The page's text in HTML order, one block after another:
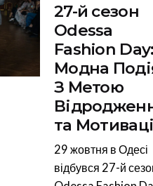
27-й сезон
Odessa
Fashion Day:
Модна
З Метою
та
29 жовтня в Одесі
відбувся 27-й